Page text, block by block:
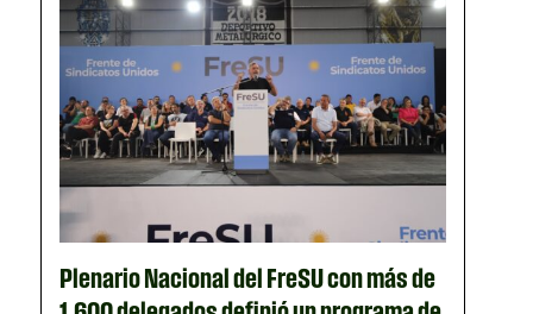
Plenario Nacional del FreSU con más de